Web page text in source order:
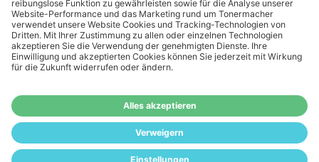
Versand für Sie kostenfrei.
Das Angebot von tonermacher.de richtet sich
nicht an Wiederverkäufer. Wenn Sie Wiederverkäufer sind,